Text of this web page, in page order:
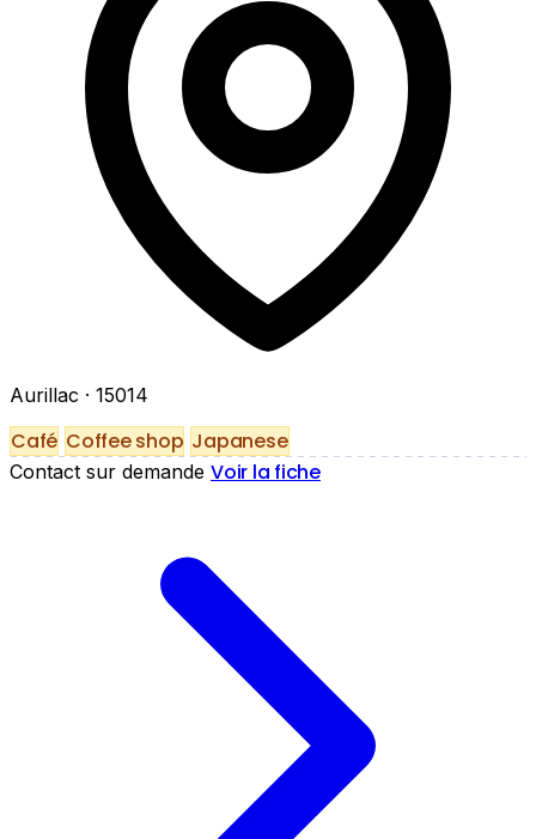
Aurillac · 15014
Café Coffee shop Japanese
Contact sur demande Voir la fiche